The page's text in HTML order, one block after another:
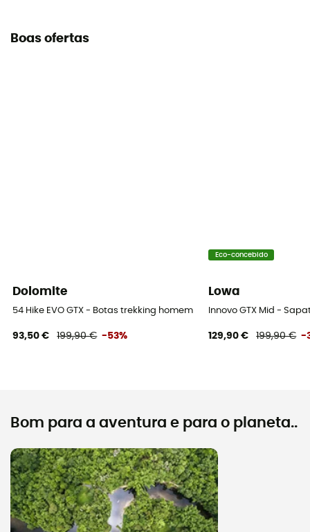
Boas ofertas
Dolomite
54 Hike EVO GTX - Botas trekking homem
93,50 € 199,90 € -53%
Eco-concebido
Lowa
Innovo GTX Mid -
129,90 € 199,90 € -
Bom para a aventura e para o planeta..